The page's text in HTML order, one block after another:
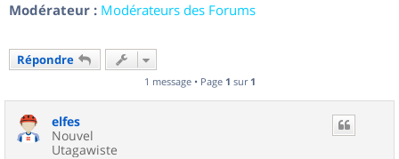
Modérateur : Modérateurs des Forums
Répondre
1 message • Page 1 sur 1
elfes
Nouvel
Utagawiste